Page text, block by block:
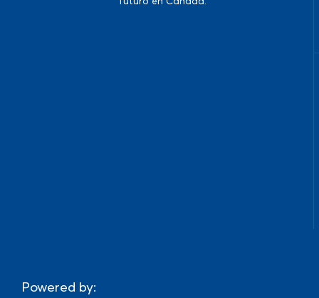
Powered by: